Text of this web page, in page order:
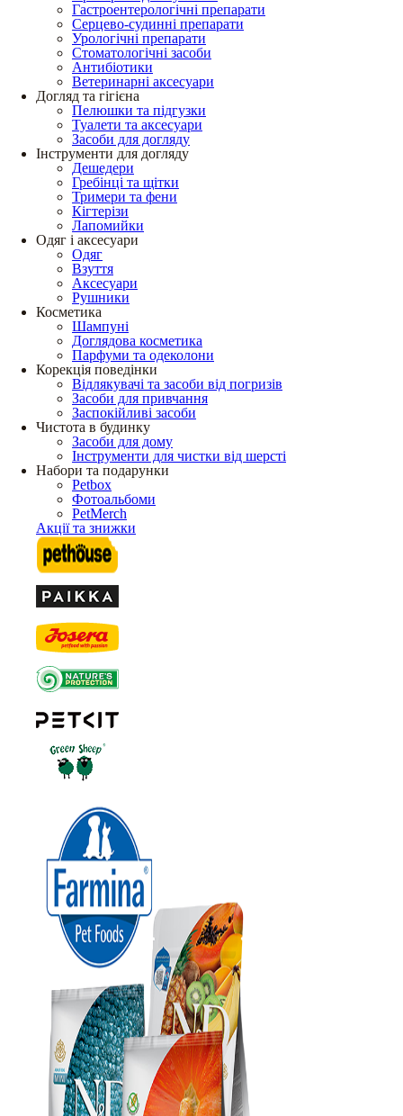
Гастроентерологічні препарати
Серцево-судинні препарати
Урологічні препарати
Стоматологічні засоби
Антибіотики
Ветеринарні аксесуари
Догляд та гігієна
Пелюшки та підгузки
Туалети та аксесуари
Засоби для догляду
Інструменти для догляду
Дешедери
Гребінці та щітки
Тримери та фени
Кігтерізи
Лапомийки
Одяг і аксесуари
Одяг
Взуття
Аксесуари
Рушники
Косметика
Шампуні
Доглядова косметика
Парфуми та одеколони
Корекція поведінки
Відлякувачі та засоби від погризів
Засоби для привчання
Заспокійливі засоби
Чистота в будинку
Засоби для дому
Інструменти для чистки від шерсті
Набори та подарунки
Petbox
Фотоальбоми
PetMerch
Акції та знижки